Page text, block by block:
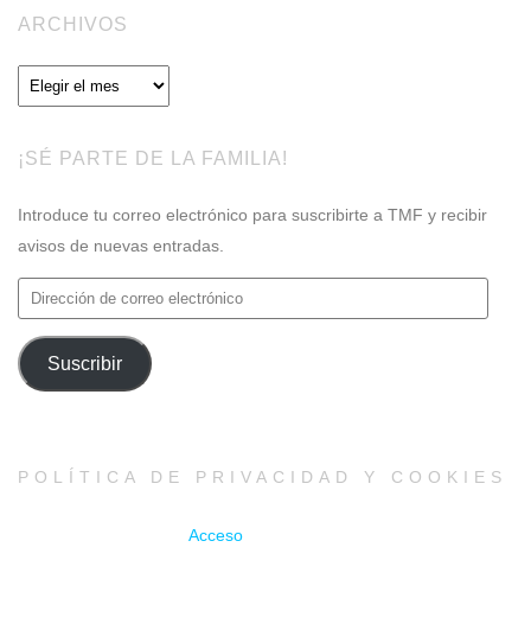
ARCHIVOS
Archivos
¡SÉ PARTE DE LA FAMILIA!
Introduce tu correo electrónico para suscribirte a TMF y recibir
avisos de nuevas entradas.
Dirección
de
correo
electrónico
Suscribir
POLÍTICA DE PRIVACIDAD Y COOKIES
Acceso